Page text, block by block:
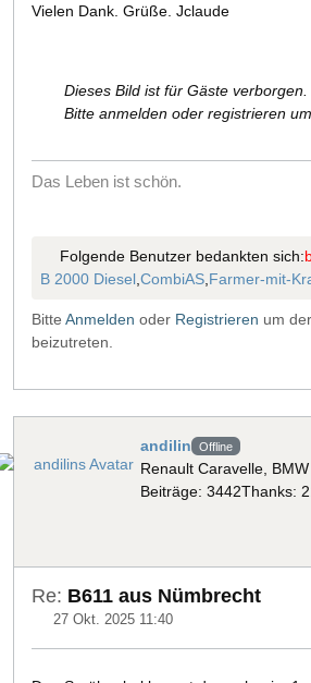
Vielen Dank. Grüße. Jclaude
Dieses Bild ist für Gäste verborgen.
Bitte anmelden oder registrieren
Das Leben ist schön.
Folgende Benutzer bedankten sich:
B 2000 Diesel CombiAS Farmer-mit-
Bitte Anmelden oder Registrieren um
beizutreten.
andilin Offline
Renault Caravelle,
Beiträge: 3442Thanks:
Re: B611 aus Nümbrecht
27 Okt. 2025 11:40